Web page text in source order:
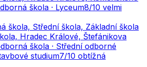
škola · Lyceum8/10 velmi
škola, Střední škola, Základní škola
Hradec Králové, Štefánikova
škola · Střední odborné
studium7/10 obtížná